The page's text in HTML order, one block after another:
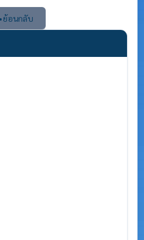
ย้อนกลับ